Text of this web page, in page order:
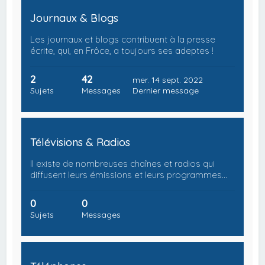
Journaux & Blogs
Les journaux et blogs contribuent à la presse
écrite, qui, en Frôce, a toujours ses adeptes !
2
Sujets
42
Messages
mer. 14 sept. 2022
Dernier message
Télévisions & Radios
Il existe de nombreuses chaînes et radios qui
diffusent leurs émissions et leurs programmes…
0
Sujets
0
Messages